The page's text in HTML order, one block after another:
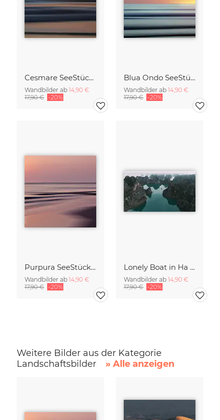
Cesmare SeeStück No.09
Wandbilder ab 14,90 €
17,90 € -20%
Blua Ondo SeeStück No.14
Wandbilder ab 14,90 €
17,90 € -20%
Purpura SeeStück No.18
Wandbilder ab 14,90 €
17,90 € -20%
Lonely Boat in Ha Long Bay Vietnam
Wandbilder ab 14,90 €
17,90 € -20%
Weitere Bilder aus der Kategorie
Landschaftsbilder
» Alle anzeigen